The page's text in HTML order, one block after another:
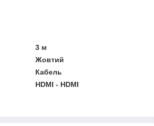
3 м
Жовтий
Кабель
HDMI - HDMI